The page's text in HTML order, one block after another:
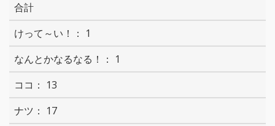
合計
1
1
13
17